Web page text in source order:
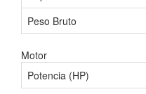
Peso Bruto
Motor
Potencia (HP)